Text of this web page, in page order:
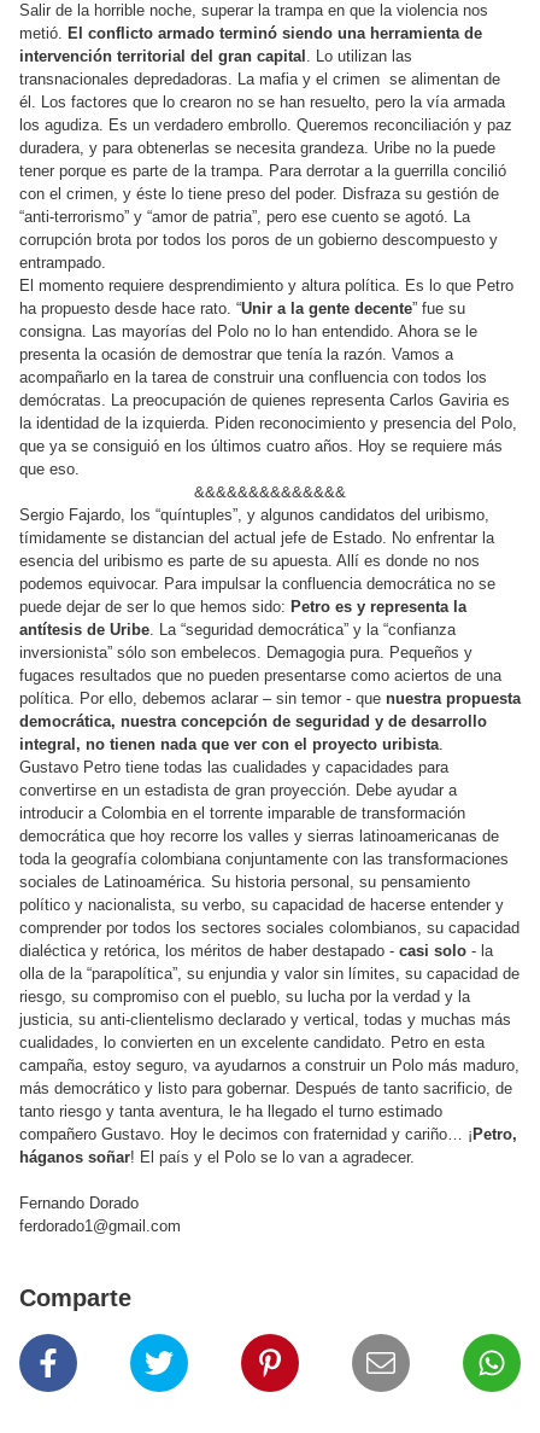
Salir de la horrible noche, superar la trampa en que la violencia nos
metió. El conflicto armado terminó siendo una herramienta de
intervención territorial del gran capital . Lo utilizan las
transnacionales depredadoras. La mafia y el crimen se alimentan de
él. Los factores que lo crearon no se han resuelto, pero la vía armada
los agudiza. Es un verdadero embrollo. Queremos reconciliación y paz
duradera, y para obtenerlas se necesita grandeza. Uribe no la puede
tener porque es parte de la trampa. Para derrotar a la guerrilla concilió
con el crimen, y éste lo tiene preso del poder. Disfraza su gestión de
“anti-terrorismo” y “amor de patria”, pero ese cuento se agotó. La
corrupción brota por todos los poros de un gobierno descompuesto y
entrampado.
El momento requiere desprendimiento y altura política. Es lo que Petro
ha propuesto desde hace rato. “Unir a la gente decente” fue su
consigna. Las mayorías del Polo no lo han entendido. Ahora se le
presenta la ocasión de demostrar que tenía la razón. Vamos a
acompañarlo en la tarea de construir una confluencia con todos los
demócratas. La preocupación de quienes representa Carlos Gaviria es
la identidad de la izquierda. Piden reconocimiento y presencia del Polo,
que ya se consiguió en los últimos cuatro años. Hoy se requiere más
que eso.
&&&&&&&&&&&&&&
Sergio Fajardo, los “quíntuples”, y algunos candidatos del uribismo,
tímidamente se distancian del actual jefe de Estado. No enfrentar la
esencia del uribismo es parte de su apuesta. Allí es donde no nos
podemos equivocar. Para impulsar la confluencia democrática no se
puede dejar de ser lo que hemos sido: Petro es y representa la
antítesis de Uribe. La “seguridad democrática” y la “confianza
inversionista” sólo son embelecos. Demagogia pura. Pequeños y
fugaces resultados que no pueden presentarse como aciertos de una
política. Por ello, debemos aclarar – sin temor - que nuestra propuesta
democrática, nuestra concepción de seguridad y de desarrollo
integral, no tienen nada que ver con el proyecto uribista.
Gustavo Petro tiene todas las cualidades y capacidades para
convertirse en un estadista de gran proyección. Debe ayudar a
introducir a Colombia en el torrente imparable de transformación
democrática que hoy recorre los valles y sierras latinoamericanas de
toda la geografía colombiana conjuntamente con las transformaciones
sociales de Latinoamérica. Su historia personal, su pensamiento
político y nacionalista, su verbo, su capacidad de hacerse entender y
comprender por todos los sectores sociales colombianos, su capacidad
dialéctica y retórica, los méritos de haber destapado - casi solo - la
olla de la “parapolítica”, su enjundia y valor sin límites, su capacidad de
riesgo, su compromiso con el pueblo, su lucha por la verdad y la
justicia, su anti-clientelismo declarado y vertical, todas y muchas más
cualidades, lo convierten en un excelente candidato. Petro en esta
campaña, estoy seguro, va ayudarnos a construir un Polo más maduro,
más democrático y listo para gobernar. Después de tanto sacrificio, de
tanto riesgo y tanta aventura, le ha llegado el turno estimado
compañero Gustavo. Hoy le decimos con fraternidad y cariño… ¡ Petro,
háganos soñar! El país y el Polo se lo van a agradecer.
Fernando Dorado
ferdorado1@gmail.com
Comparte